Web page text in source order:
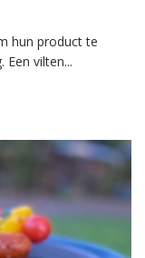
hun product te
Een vilten...